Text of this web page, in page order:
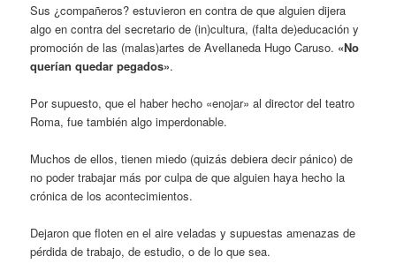
Sus ¿compañeros? estuvieron en contra de que alguien dijera
algo en contra del secretario de (in)cultura, (falta de)educación y
promoción de las (malas)artes de Avellaneda Hugo Caruso. «No
querían quedar pegados».
Por supuesto, que el haber hecho «enojar» al director del teatro
Roma, fue también algo imperdonable.
Muchos de ellos, tienen miedo (quizás debiera decir pánico) de
no poder trabajar más por culpa de que alguien haya hecho la
crónica de los acontecimientos.
Dejaron que floten en el aire veladas y supuestas amenazas de
pérdida de trabajo, de estudio, o de lo que sea.